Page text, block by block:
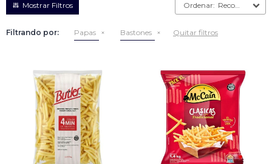
Recomendados
Filtrando por: Papas Bastones Quitar filtros
Otros
Bastones
Especialidades
Ravioles
Tallarines
Especialidades
Nuggets
Sin rebozar
Rebozados
Sin Rebozar